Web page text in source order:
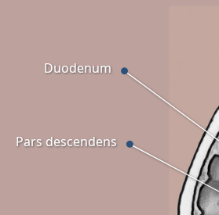
Duodenum
Pars descendens